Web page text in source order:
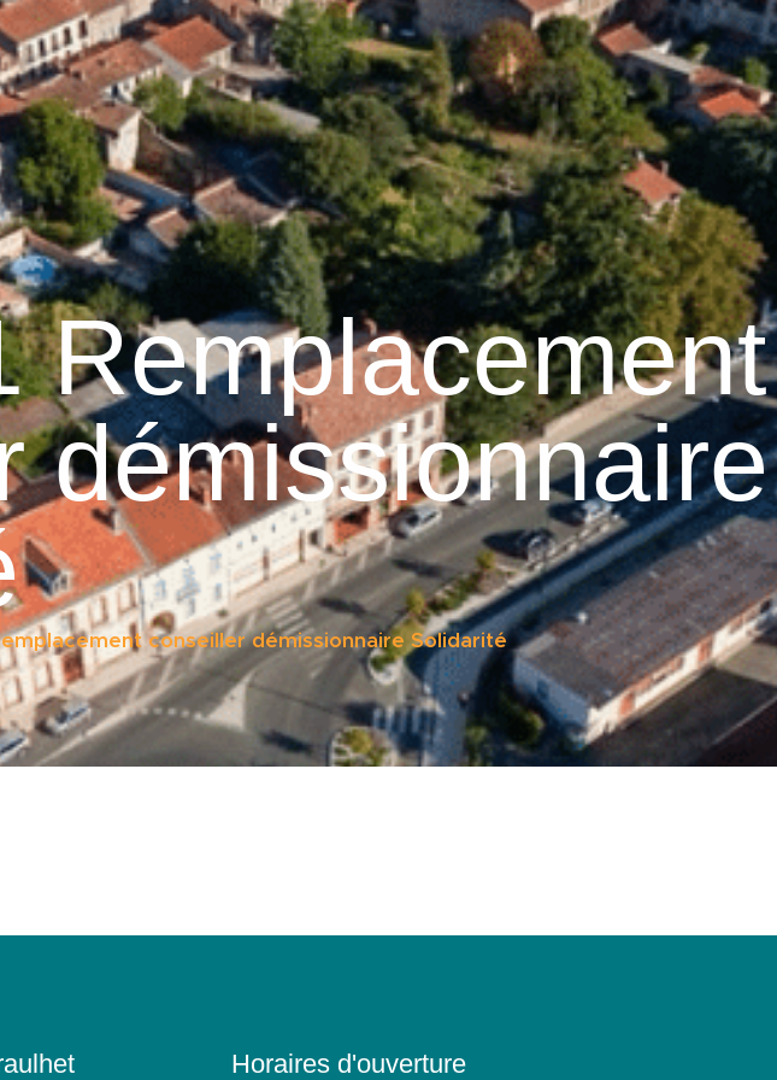
Graulhet Vie municipale Graulhet au quotidien Services
Remplacement
démissionnaire
conseiller démissionnaire Solidarité
Horaires d'ouverture